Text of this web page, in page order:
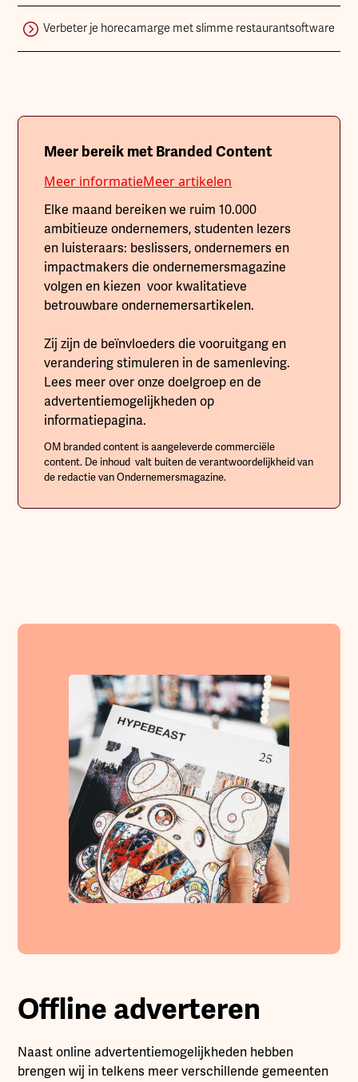
Verbeter je horecamarge met slimme restaurantsoftware
Meer bereik met Branded Content
Meer informatieMeer artikelen
Elke maand bereiken we ruim 10.000
ambitieuze ondernemers, studenten lezers
en luisteraars: beslissers, ondernemers en
impactmakers die ondernemersmagazine
volgen en kiezen voor kwalitatieve
betrouwbare ondernemersartikelen.
Zij zijn de beïnvloeders die vooruitgang en
verandering stimuleren in de samenleving.
Lees meer over onze doelgroep en de
advertentiemogelijkheden op
informatiepagina.
OM branded content is aangeleverde commerciële
content. De inhoud valt buiten de verantwoordelijkheid van
de redactie van Ondernemersmagazine.
Offline adverteren
Naast online advertentiemogelijkheden hebben
brengen wij in telkens meer verschillende gemeenten